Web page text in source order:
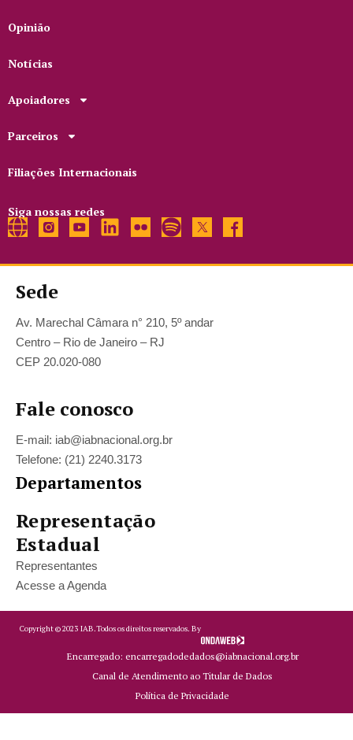
Opinião
Notícias
Apoiadores
Parceiros
Filiações Internacionais
Siga nossas redes
Sede
Av. Marechal Câmara n° 210, 5º andar
Centro – Rio de Janeiro – RJ
CEP 20.020-080
Fale conosco
E-mail: iab@iabnacional.org.br
Telefone: (21) 2240.3173
Departamentos
Representação
Estadual
Representantes
Acesse a Agenda
Copyright ©2023 IAB.Todos os direitos reservados. By
Encarregado: encarregadodedados@iabnacional.org.br
Canal de Atendimento ao Titular de Dados
Política de Privacidade